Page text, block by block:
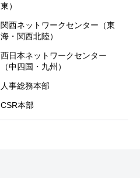
東）
関西ネットワークセンター（東
海・関西北陸）
西日本ネットワークセンター
（中四国・九州）
人事総務本部
CSR本部